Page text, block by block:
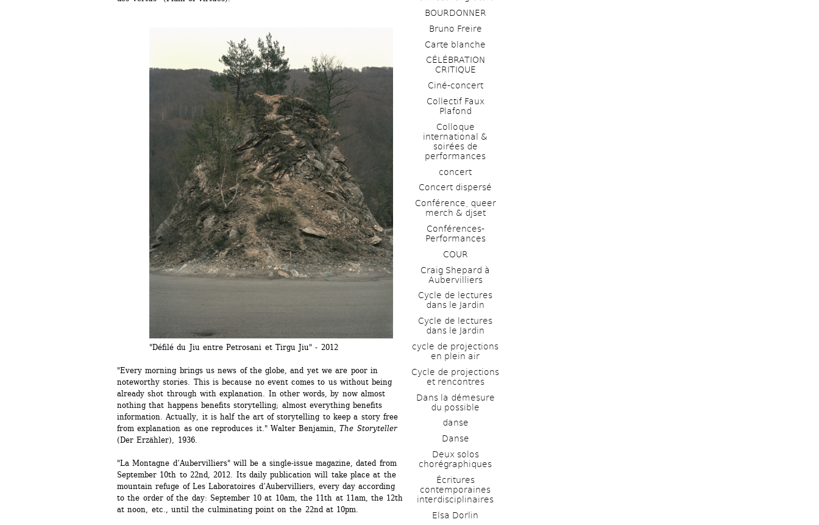
"Défilé du Jiu entre Petrosani et Tirgu Jiu" - 2012
"Every morning brings us news of the globe, and yet we are poor in
noteworthy stories. This is because no event comes to us without being
already shot through with explanation. In other words, by now almost
nothing that happens benefits storytelling; almost everything benefits
information. Actually, it is half the art of storytelling to keep a story free
from explanation as one reproduces it." Walter Benjamin, The Storyteller
(Der Erzähler), 1936.
"La Montagne d’Aubervilliers" will be a single-issue magazine, dated from
September 10th to 22nd, 2012. Its daily publication will take place at the
mountain refuge of Les Laboratoires d’Aubervilliers, every day according
to the order of the day: September 10 at 10am, the 11th at 11am, the 12th
at noon, etc., until the culminating point on the 22nd at 10pm.
BOURDONNER
Bruno Freire
Carte blanche
CÉLÉBRATION
CRITIQUE
Ciné-concert
Collectif Faux
Plafond
Colloque
international &
soirées de
performances
concert
Concert dispersé
Conférence, queer
merch & djset
Conférences-
Performances
COUR
Craig Shepard à
Aubervilliers
Cycle de lectures
dans le Jardin
Cycle de lectures
dans le Jardin
cycle de projections
en plein air
Cycle de projections
et rencontres
Dans la démesure
du possible
danse
Danse
Deux solos
chorégraphiques
Écritures
contemporaines
interdisciplinaires
Elsa Dorlin